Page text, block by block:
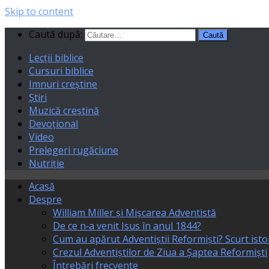
Skip to content
Caută după:
Lecții biblice
Cursuri biblice
Imnuri creștine
Știri
Muzică creștină
Devoțional
Video
Prelegeri rugăciune
Nutriție
Acasă
Despre
William Miller și Mișcarea Adventistă
De ce n‑a venit Isus în anul 1844?
Cum au apărut Adventiștii Reformiști? Scurt
Crezul Adventiștilor de Ziua a Șaptea Reformiști
Întrebări frecvente